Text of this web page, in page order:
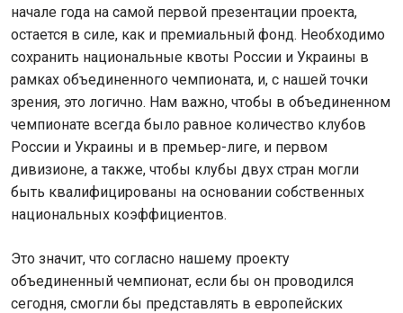
начале года на самой первой презентации проекта,
остается в силе, как и премиальный фонд. Необходимо
сохранить национальные квоты России и Украины в
рамках объединенного чемпионата, и, с нашей точки
зрения, это логично. Нам важно, чтобы в объединенном
чемпионате всегда было равное количество клубов
России и Украины и в премьер-лиге, и первом
дивизионе, а также, чтобы клубы двух стран могли
быть квалифицированы на основании собственных
национальных коэффициентов.
Это значит, что согласно нашему проекту
объединенный чемпионат, если бы он проводился
сегодня, смогли бы представлять в европейских